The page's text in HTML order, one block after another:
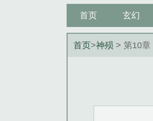
首页 玄幻
首页>神殒 > 第10章